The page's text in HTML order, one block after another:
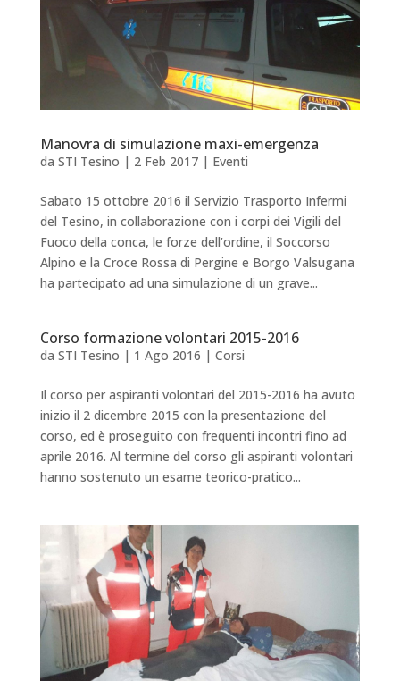
Manovra di simulazione maxi-emergenza
da STI Tesino | 2 Feb 2017| Eventi
Sabato 15 ottobre 2016 il Servizio Trasporto Infermi
del Tesino, in collaborazione con i corpi dei Vigili del
Fuoco della conca, le forze dell’ordine, il Soccorso
Alpino e la Croce Rossa di Pergine e Borgo Valsugana
ha partecipato ad una simulazione di un grave...
Corso formazione volontari 2015-2016
da STI Tesino | 1 Ago 2016 | Corsi
Il corso per aspiranti volontari del 2015-2016 ha avuto
inizio il 2 dicembre 2015 con la presentazione del
corso, ed è proseguito con frequenti incontri fino ad
aprile 2016. Al termine del corso gli aspiranti volontari
hanno sostenuto un esame teorico-pratico...